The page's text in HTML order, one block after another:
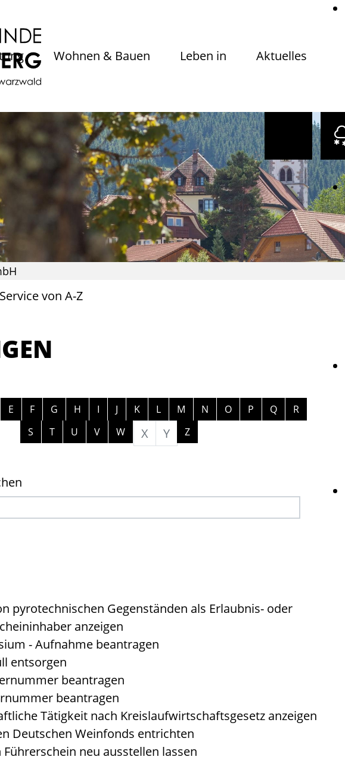
Wohnen & Bauen Leben in Aktuelles
Service von A-Z
überspringen
E F G H I J K L M N O P Q
R
S
T U V W X Y Z
pyrotechnischen Gegenständen als Erlaubnis- oder
anzeigen
- Aufnahme beantragen
entsorgen
beantragen
beantragen
Tätigkeit nach Kreislaufwirtschaftsgesetz anzeigen
Deutschen Weinfonds entrichten
neu ausstellen lassen